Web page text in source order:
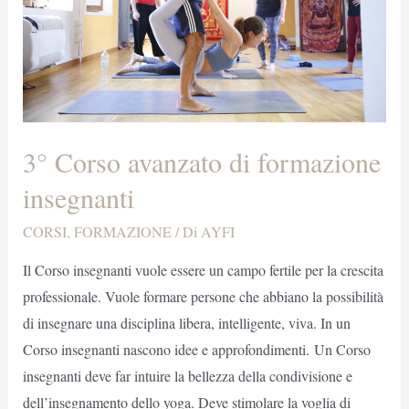
3° Corso avanzato di formazione
insegnanti
CORSI, FORMAZIONE/ Di AYFI
Il Corso insegnanti vuole essere un campo fertile per la crescita
professionale. Vuole formare persone che abbiano la possibilità
di insegnare una disciplina libera, intelligente, viva. In un
Corso insegnanti nascono idee e approfondimenti. Un Corso
insegnanti deve far intuire la bellezza della condivisione e
dell’insegnamento dello yoga. Deve stimolare la voglia di